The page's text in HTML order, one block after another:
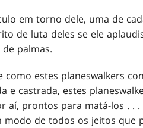
em torno dele, uma de
de luta deles se ele
palmas.
estes planeswalkers
e castrada, estes
aí, prontos para matá-los . .
de todos os jeitos que